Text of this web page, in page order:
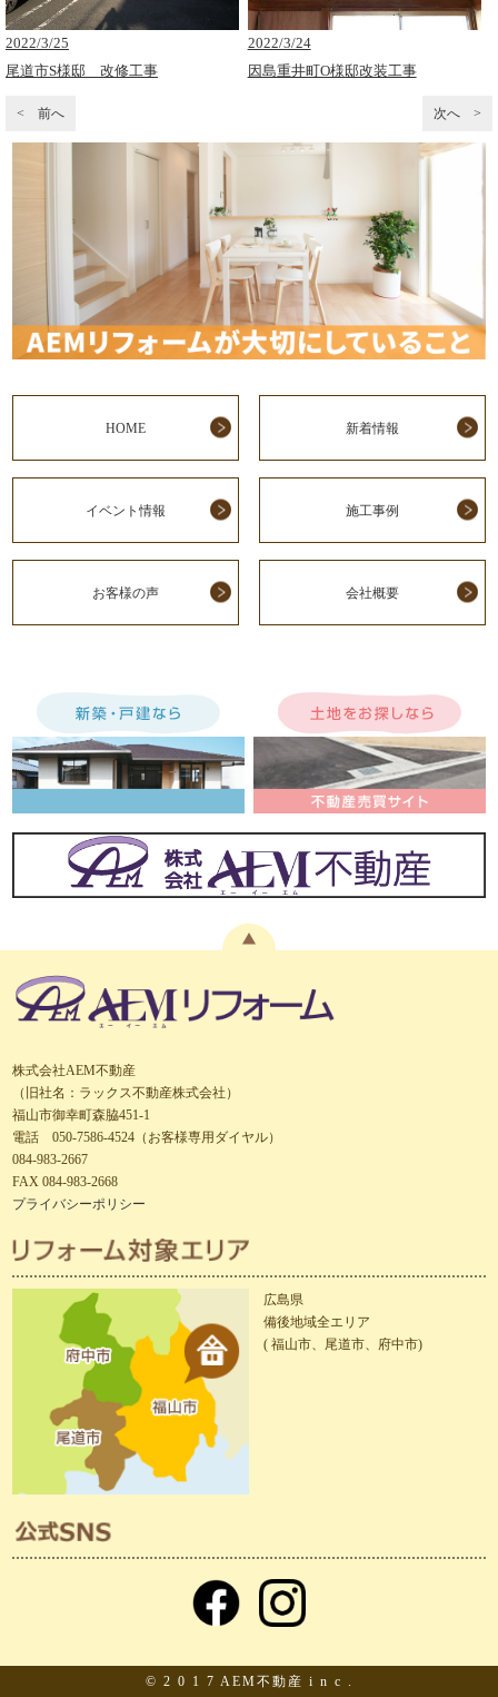
2022/3/25
尾道市S様邸 改修工事
2022/3/24
因島重井町O様邸改装工事
< 前へ 次へ >
HOME 新着情報
イベント情報 施工事例
お客様の声 会社概要
株式会社AEM不動産
（旧社名：ラックス不動産株式会社）
福山市御幸町森脇451-1
電話 050-7586-4524（お客様専用ダイヤル）
084-983-2667
FAX 084-983-2668
プライバシーポリシー
広島県
備後地域全エリア
( 福山市、尾道市、府中市)
© 2 0 1 7 AEM不動産 i n c .